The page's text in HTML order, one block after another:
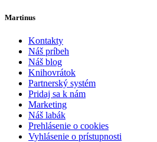
Martinus
Kontakty
Náš príbeh
Náš blog
Knihovrátok
Partnerský systém
Pridaj sa k nám
Marketing
Náš labák
Prehlásenie o cookies
Vyhlásenie o prístupnosti